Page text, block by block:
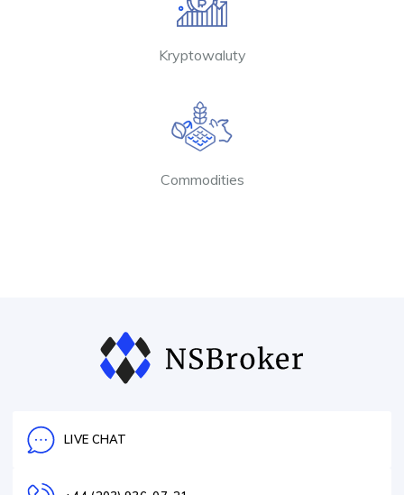
Kryptowaluty
Commodities
LIVE CHAT